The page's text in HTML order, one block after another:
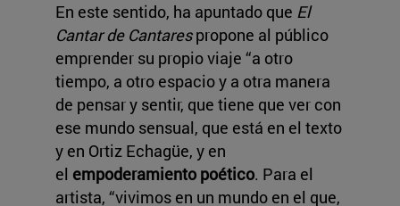
En este sentido, ha apuntado que El
Cantar de Cantarespropone al público
emprender su propio viaje “a otro
tiempo, a otro espacio y a otra manera
de pensar y sentir, que tiene que ver con
ese mundo sensual, que está en el texto
y en Ortiz Echagüe, y en
el empoderamiento poético. Para el
artista, “vivimos en un mundo en el que,